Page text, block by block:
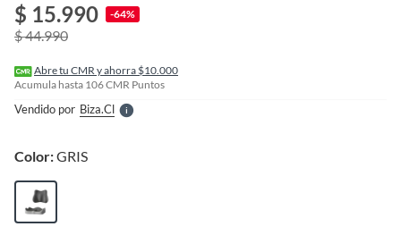
$ 15.990 -64%
$ 44.990
Abre tu CMR y ahorra $10.000
Acumula hasta 106CMR Puntos
Vendido por Biza.clS
l
l
I
n
Color:GRIS